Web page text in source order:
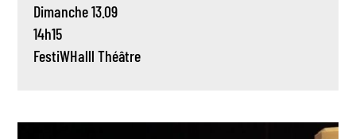
Dimanche 13.09
14h15
FestiWHalll Théâtre